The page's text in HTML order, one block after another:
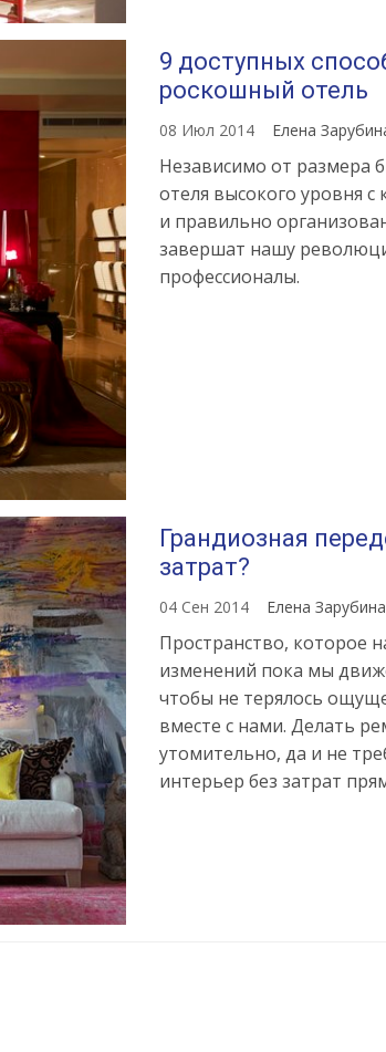
9 доступных
роскошный отель
08 Июл 2014 Елена
Независимо от размера
отеля высокого уровня
и правильно
завершат нашу
профессионалы.
Грандиозная
затрат?
04 Сен 2014 Елена Зарубина
Пространство, которое
изменений пока мы
чтобы не терялось
вместе с нами. Делать
утомительно, да и не
интерьер без затрат